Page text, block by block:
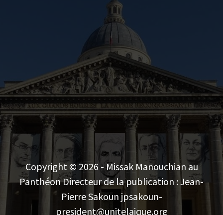
Copyright © 2026 - Missak Manouchian au
Panthéon Directeur de la publication : Jean-
Pierre Sakoun jpsakoun-
president@unitelaique.org